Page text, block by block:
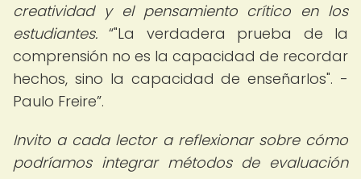
creatividad y el pensamiento crítico en los
estudiantes.
"La verdadera prueba de la
comprensión no es la capacidad de recordar
hechos, sino la capacidad de enseñarlos". -
Paulo Freire .
Invito a cada lector a reflexionar sobre cómo
podríamos integrar métodos de evaluación